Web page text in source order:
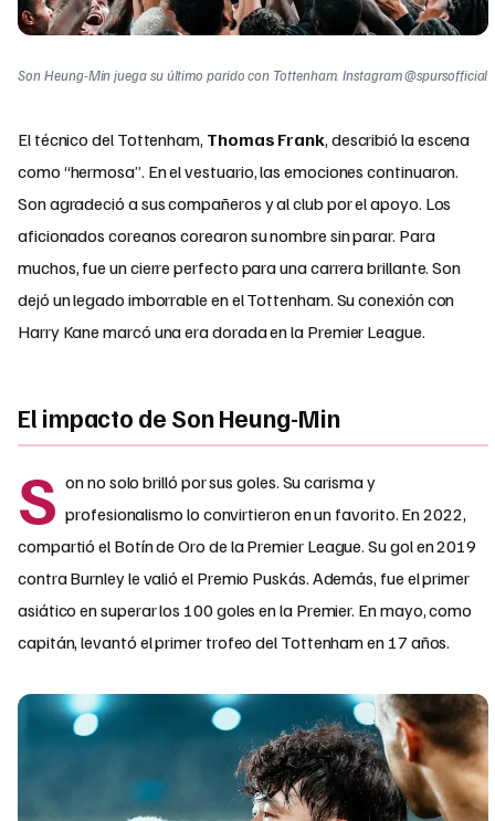
Son Heung-Min juega su último parido con Tottenham. Instagram @spursofficial
El técnico del Tottenham, Thomas Frank, describió la escena
como “hermosa”. En el vestuario, las emociones continuaron.
Son agradeció a sus compañeros y al club por el apoyo. Los
aficionados coreanos corearon su nombre sin parar. Para
muchos, fue un cierre perfecto para una carrera brillante. Son
dejó un legado imborrable en el Tottenham. Su conexión con
Harry Kane marcó una era dorada en la Premier League.
El impacto de Son Heung-Min
S on no solo brilló por sus goles. Su carisma y
profesionalismo lo convirtieron en un favorito. En 2022,
compartió el Botín de Oro de la Premier League. Su gol en 2019
contra Burnley le valió el Premio Puskás. Además, fue el primer
asiático en superar los 100 goles en la Premier. En mayo, como
capitán, levantó el primer trofeo del Tottenham en 17 años.